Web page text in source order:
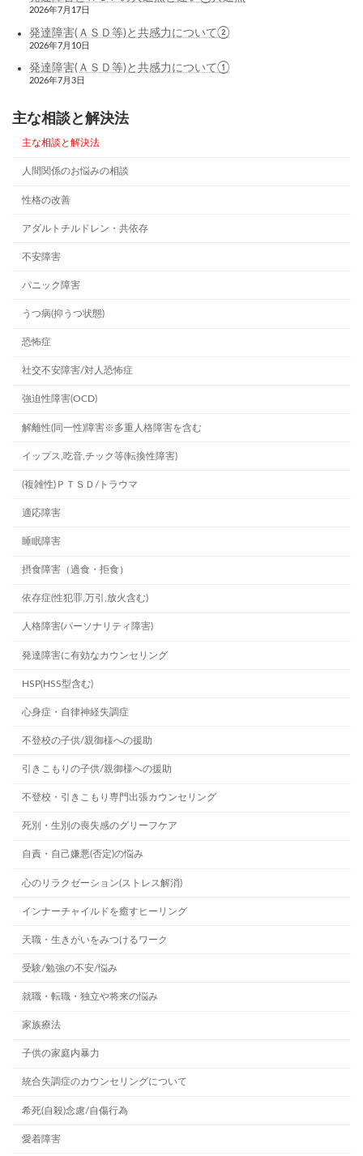
2026年7月17日
発達障害(ＡＳＤ等)と共感力について②
2026年7月10日
発達障害(ＡＳＤ等)と共感力について①
2026年7月3日
主な相談と解決法
主な相談と解決法
人間関係のお悩みの相談
性格の改善
アダルトチルドレン・共依存
不安障害
パニック障害
うつ病(抑うつ状態)
恐怖症
社交不安障害/対人恐怖症
強迫性障害(OCD)
解離性(同一性)障害※多重人格障害を含む
イップス,吃音,チック等(転換性障害)
(複雑性)ＰＴＳＤ/トラウマ
適応障害
睡眠障害
摂食障害（過食・拒食）
依存症(性犯罪,万引,放火含む)
人格障害(パーソナリティ障害)
発達障害に有効なカウンセリング
HSP(HSS型含む)
心身症・自律神経失調症
不登校の子供/親御様への援助
引きこもりの子供/親御様への援助
不登校・引きこもり専門出張カウンセリング
死別・生別の喪失感のグリーフケア
自責・自己嫌悪(否定)の悩み
心のリラクゼーション(ストレス解消)
インナーチャイルドを癒すヒーリング
天職・生きがいをみつけるワーク
受験/勉強の不安/悩み
就職・転職・独立や将来の悩み
家族療法
子供の家庭内暴力
統合失調症のカウンセリングについて
希死(自殺)念慮/自傷行為
愛着障害